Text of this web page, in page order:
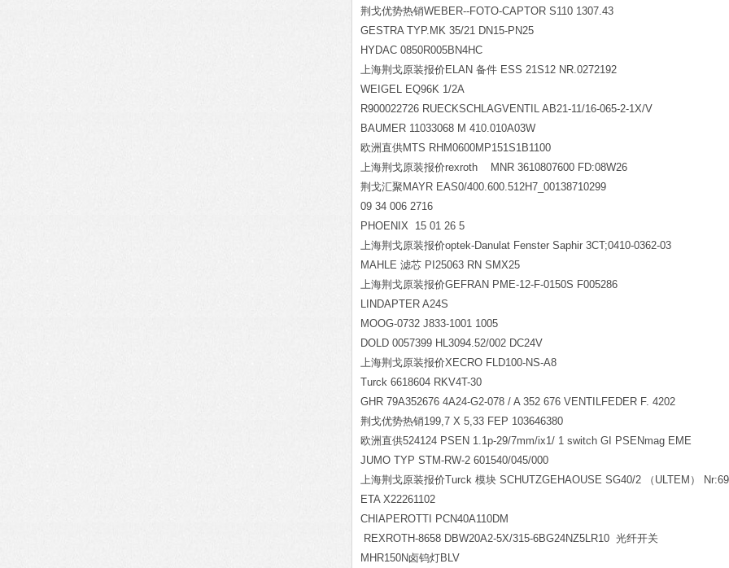
荆戈优势热销WEBER--FOTO-CAPTOR S110 1307.43
GESTRA TYP.MK 35/21 DN15-PN25
HYDAC 0850R005BN4HC
上海荆戈原装报价ELAN 备件 ESS 21S12 NR.0272192
WEIGEL EQ96K 1/2A
R900022726 RUECKSCHLAGVENTIL AB21-11/16-065-2-1X/V
BAUMER 11033068 M 410.010A03W
欧洲直供MTS RHM0600MP151S1B1100
上海荆戈原装报价rexroth MNR 3610807600
荆戈汇聚MAYR EAS0/400.600.512H7_00138710299
09 34 006 2716
PHOENIX 15 01 26 5
上海荆戈原装报价optek-Danulat Fenster Saphir 3CT;0410-0362-03
MAHLE 滤芯 PI25063 RN SMX25
上海荆戈原装报价GEFRAN PME-12-F-0150S F005286
LINDAPTER A24S
MOOG-0732 J833-1001 1005
DOLD 0057399 HL3094.52/002 DC24V
上海荆戈原装报价XECRO FLD100-NS-A8
Turck 6618604 RKV4T-30
GHR 79A352676 4A24-G2-078 / A 352 676 VENTILFEDER F. 4202
荆戈优势热销199,7 X 5,33 FEP 103646380
欧洲直供524124 PSEN 1.1p-29/7mm/ix1/ 1 switch GI PSENmag EME
JUMO TYP STM-RW-2 601540/045/000
上海荆戈原装报价Turck 模块 SCHUTZGEHAOUSE SG40/2 （ULTEM）
ETA X22261102
CHIAPEROTTI PCN40A110DM
REXROTH-8658 DBW20A2-5X/315-6BG24NZ5LR10 光纤开关
MHR150N卤钨灯BLV